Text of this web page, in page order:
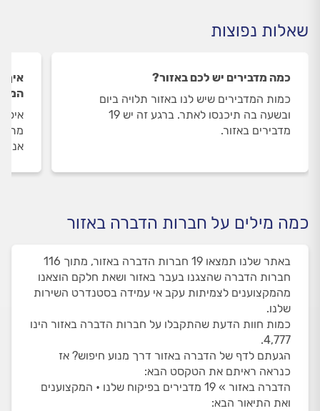
שאלות נפוצות
כמה מדבירים יש לכם באזור?
כמות המדבירים שיש לנו באזור תלויה ביום
ובשעה בה תיכנסו לאתר. ברגע זה יש 19
מדבירים באזור.
איך
אנו
כמה מילים על חברות הדברה באזור
באתר שלנו תמצאו 19 חברות הדברה באזור, מתוך 116
חברות הדברה שהצגנו בעבר באזור ושאת חלקם הוצאנו
מהמקצוענים לצמיתות עקב אי עמידה בסטנדרט השירות
שלנו.
כמות חוות הדעת שהתקבלו על חברות הדברה באזור הינו
4,777.
הגעתם לדף של הדברה באזור דרך מנוע חיפוש? אז
כנראה ראיתם את הטקסט הבא:
הדברה באזור » 19 מדבירים בפיקוח שלנו • המקצוענים
ואת התיאור הבא: